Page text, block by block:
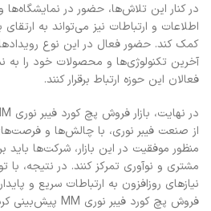
در کنار این تلاش‌ها، حضور در نمایشگاه‌ها
اطلاعات و ارتباطات نیز می‌تواند به
کمک کند. حضور فعال در این نوع
آخرین تکنولوژی‌ها و محصولات خود را به
فعالان این حوزه ارتباط برقرار کنند.
از صنعت فیبر نوری، با چالش‌ها و
منظور موفقیت در این بازار، شرکت‌ها
مشتری و نوآوری تمرکز کنند. در نتیجه، با
نیازهای روزافزون به ارتباطات سریع و
فروش پچ کورد فیبر نوری MM پیش‌بینی کرد.